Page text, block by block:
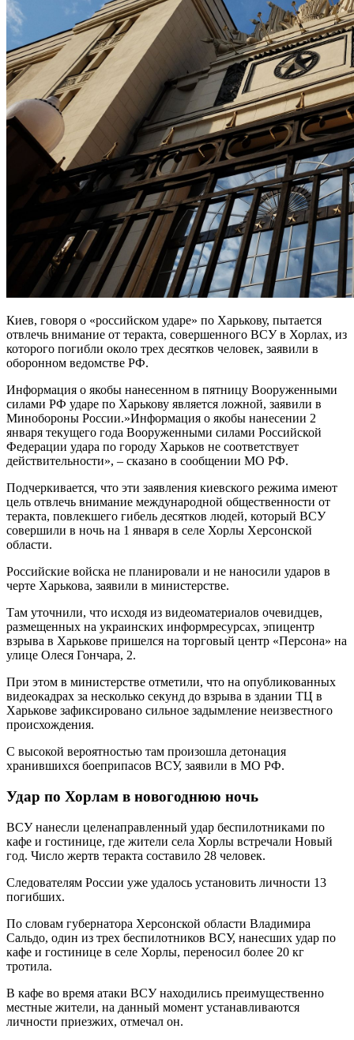
Киев, говоря о «российском ударе» по Харькову, пытается
отвлечь внимание от теракта, совершенного ВСУ в Хорлах, из
которого погибли около трех десятков человек, заявили в
оборонном ведомстве РФ.
Информация о якобы нанесенном в пятницу Вооруженными
силами РФ ударе по Харькову является ложной, заявили в
Минобороны России.»Информация о якобы нанесении 2
января текущего года Вооруженными силами Российской
Федерации удара по городу Харьков не соответствует
действительности», – сказано в сообщении МО РФ.
Подчеркивается, что эти заявления киевского режима имеют
цель отвлечь внимание международной общественности от
теракта, повлекшего гибель десятков людей, который ВСУ
совершили в ночь на 1 января в селе Хорлы Херсонской
области.
Российские войска не планировали и не наносили ударов в
черте Харькова, заявили в министерстве.
Там уточнили, что исходя из видеоматериалов очевидцев,
размещенных на украинских информресурсах, эпицентр
взрыва в Харькове пришелся на торговый центр «Персона» на
улице Олеся Гончара, 2.
При этом в министерстве отметили, что на опубликованных
видеокадрах за несколько секунд до взрыва в здании ТЦ в
Харькове зафиксировано сильное задымление неизвестного
происхождения.
С высокой вероятностью там произошла детонация
хранившихся боеприпасов ВСУ, заявили в МО РФ.
Удар по Хорлам в новогоднюю ночь
ВСУ нанесли целенаправленный удар беспилотниками по
кафе и гостинице, где жители села Хорлы встречали Новый
год. Число жертв теракта составило 28 человек.
Следователям России уже удалось установить личности 13
погибших.
По словам губернатора Херсонской области Владимира
Сальдо, один из трех беспилотников ВСУ, нанесших удар по
кафе и гостинице в селе Хорлы, переносил более 20 кг
тротила.
В кафе во время атаки ВСУ находились преимущественно
местные жители, на данный момент устанавливаются
личности приезжих, отмечал он.